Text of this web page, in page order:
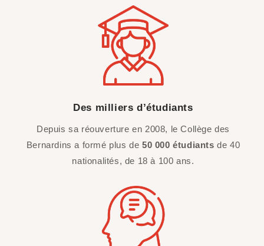
Des milliers d’étudiants
Depuis sa réouverture en 2008, le Collège des
Bernardins a formé plus de 50 000 étudiants de 40
nationalités, de 18 à 100 ans.